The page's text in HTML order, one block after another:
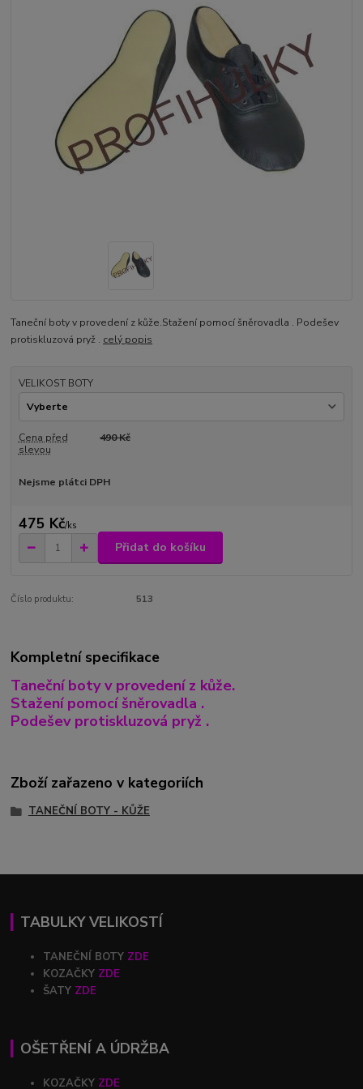
Taneční boty v provedení z kůže.Stažení pomocí šněrovadla . Podešev
protiskluzová pryž . celý popis
VELIKOST BOTY
Cena před
slevou
490 Kč
Nejsme plátci DPH
475 Kč/ks
Přidat do košíku
Číslo produktu: 513
Kompletní specifikace
Taneční boty v provedení z kůže.
Stažení pomocí šněrovadla .
Podešev protiskluzová pryž .
Zboží zařazeno v kategoriích
TANEČNÍ BOTY - KŮŽE
TABULKY VELIKOSTÍ
TANEČNÍ BOTY ZDE
KOZAČKY ZDE
ŠATY ZDE
OŠETŘENÍ A ÚDRŽBA
KOZAČKY ZDE